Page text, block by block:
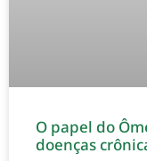
O papel do
doenças